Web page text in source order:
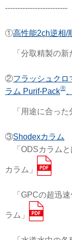
-------------------------
①高性能2ch逆相/
「分取精製の新
②フラッシュクロ
ラム Purif-PackⓇ
「用途に合った
③Shodexカラム
「ODSカラムと
カラム」
「GPCの超迅速
ラム」